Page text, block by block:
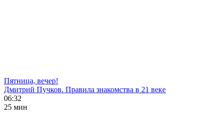
Пятница, вечер!
Дмитрий Пучков. Правила знакомства в 21 веке
06:32
25 мин